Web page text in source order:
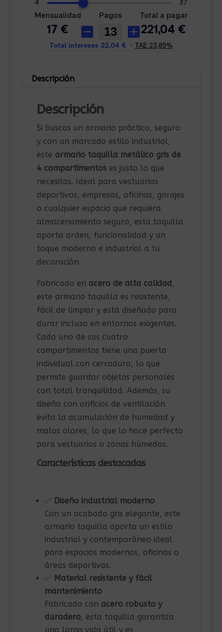
Descripción
Descripción
Si buscas un armario práctico, seguro
y con un marcado estilo industrial,
este armario taquilla metálico gris de
4 compartimentoses justo lo que
necesitas. Ideal para vestuarios
deportivos, empresas, oficinas, garajes
o cualquier espacio que requiera
almacenamiento seguro, esta taquilla
aporta orden, funcionalidad y un
toque moderno e industrial a tu
decoración.
Fabricado en acero de alta calidad,
este armario taquilla es resistente,
fácil de limpiar y está diseñado para
durar incluso en entornos exigentes.
Cada uno de sus cuatro
compartimentos tiene una puerta
individual con cerradura, lo que
permite guardar objetos personales
con total tranquilidad. Además, su
diseño con orificios de ventilación
evita la acumulación de humedad y
malos olores, lo que lo hace perfecto
para vestuarios o zonas húmedas.
Características destacadas
✅ Diseño industrial moderno
Con un acabado gris elegante, este
armario taquilla aporta un estilo
industrial y contemporáneo ideal
para espacios modernos, oficinas o
áreas deportivas.
✅ Material resistente y fácil
mantenimiento
Fabricado con acero robusto y
duradero, esta taquilla garantiza
una larga vida útil y es